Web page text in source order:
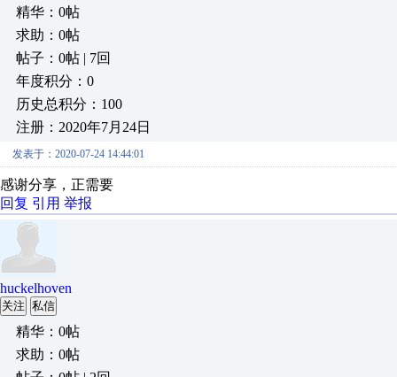
精华：0帖
求助：0帖
帖子：0帖 | 7回
年度积分：0
历史总积分：100
注册：2020年7月24日
发表于：2020-07-24 14:44:01
感谢分享，正需要
回复 引用 举报
huckelhoven
关注 私信
精华：0帖
求助：0帖